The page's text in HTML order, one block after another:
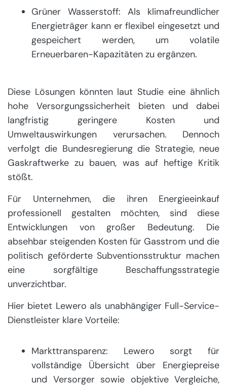
Grüner Wasserstoff: Als klimafreundlicher
Energieträger kann er flexibel eingesetzt und
gespeichert werden, um volatile
Erneuerbaren-Kapazitäten zu ergänzen.
Diese Lösungen könnten laut Studie eine ähnlich
hohe Versorgungssicherheit bieten und dabei
langfristig geringere Kosten und
Umweltauswirkungen verursachen. Dennoch
verfolgt die Bundesregierung die Strategie, neue
Gaskraftwerke zu bauen, was auf heftige Kritik
stößt.
Für Unternehmen, die ihren Energieeinkauf
professionell gestalten möchten, sind diese
Entwicklungen von großer Bedeutung. Die
absehbar steigenden Kosten für Gasstrom und die
politisch geförderte Subventionsstruktur machen
eine sorgfältige Beschaffungsstrategie
unverzichtbar.
Hier bietet Lewero als unabhängiger Full-Service-
Dienstleister klare Vorteile:
Markttransparenz: Lewero sorgt für
vollständige Übersicht über Energiepreise
und Versorger sowie objektive Vergleiche,